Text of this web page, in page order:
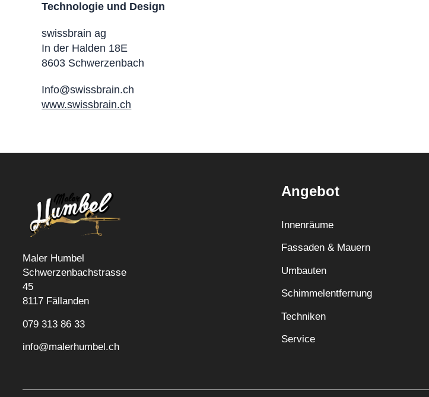
Technologie und Design
swissbrain ag
In der Halden 18E
8603 Schwerzenbach
Info@swissbrain.ch
www.swissbrain.ch
Maler Humbel
Schwerzenbachstrasse
45
8117 Fällanden
079 313 86 33
info@malerhumbel.ch
Angebot
Innenräume
Fassaden & Mauern
Umbauten
Schimmelentfernung
Techniken
Service